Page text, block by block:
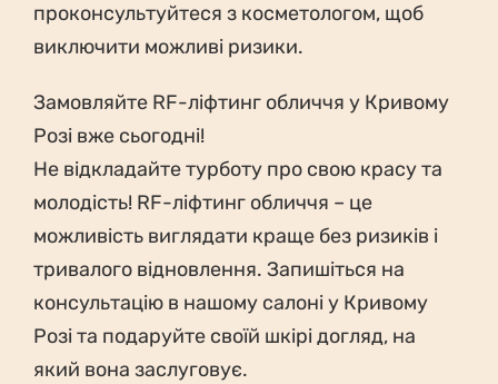
проконсультуйтеся з косметологом, щоб
виключити можливі ризики.
Замовляйте RF-ліфтинг обличчя у Кривому
Розі вже сьогодні!
Не відкладайте турботу про свою красу та
молодість! RF-ліфтинг обличчя – це
можливість виглядати краще без ризиків і
тривалого відновлення. Запишіться на
консультацію в нашому салоні у Кривому
Розі та подаруйте своїй шкірі догляд, на
який вона заслуговує.